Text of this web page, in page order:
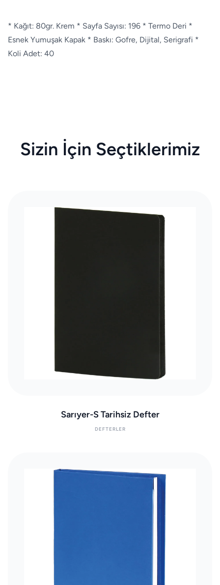
* Kağıt: 80gr. Krem * Sayfa Sayısı: 196 * Termo Deri *
Esnek Yumuşak Kapak * Baskı: Gofre, Dijital, Serigrafi *
Koli Adet: 40
Sizin İçin Seçtiklerimiz
Sarıyer-S Tarihsiz Defter
DEFTERLER